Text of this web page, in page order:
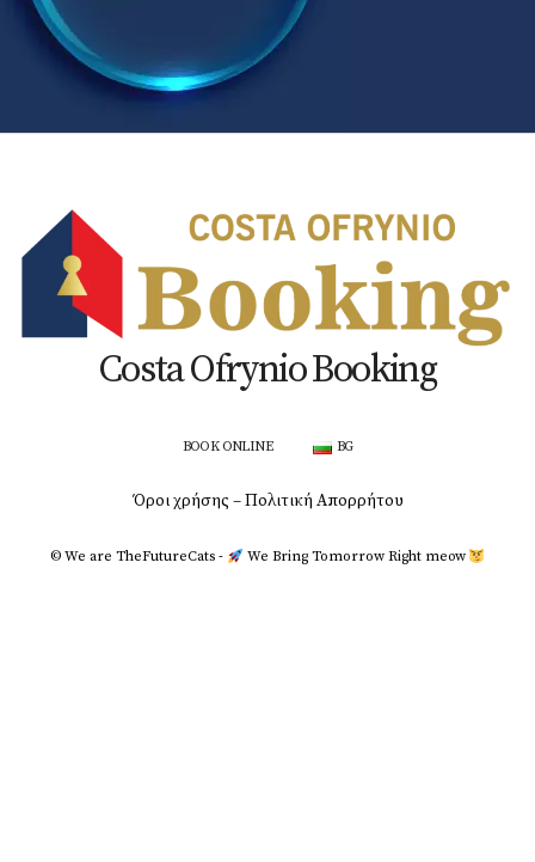
Costa Ofrynio Booking
BOOK ONLINE BG
Όροι χρήσης – Πολιτική Απορρήτου
© We are TheFutureCats - We Bring Tomorrow Right meοw